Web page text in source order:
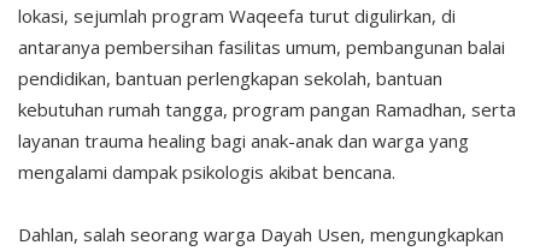
lokasi, sejumlah program Waqeefa turut digulirkan, di
antaranya pembersihan fasilitas umum, pembangunan balai
pendidikan, bantuan perlengkapan sekolah, bantuan
kebutuhan rumah tangga, program pangan Ramadhan, serta
layanan trauma healing bagi anak-anak dan warga yang
mengalami dampak psikologis akibat bencana.
Dahlan, salah seorang warga Dayah Usen, mengungkapkan